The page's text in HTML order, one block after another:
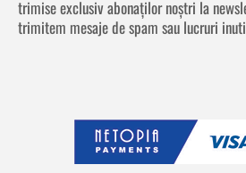
trimise exclusiv abonaților noștri la
trimitem mesaje de spam sau lucruri